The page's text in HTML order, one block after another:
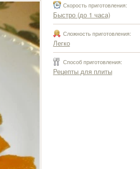
Скорость приготовления:
Быстро (до 1 часа)
Сложность приготовления:
Легко
Способ приготовления:
Рецепты для плиты